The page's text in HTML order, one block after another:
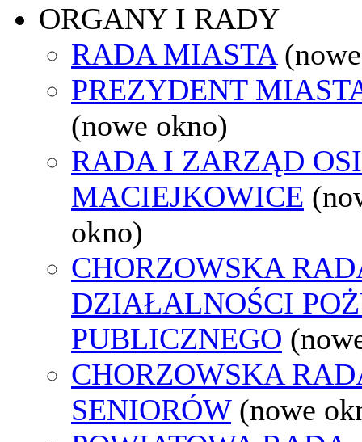
ORGANY I RADY
RADA MIASTA
PREZYDENT
(nowe okno)
RADA I ZARZĄD
MACIEJKOWICE
okno)
CHORZOWSKA
DZIAŁALNOŚCI
PUBLICZNEGO
CHORZOWSKA
SENIORÓW (nowe